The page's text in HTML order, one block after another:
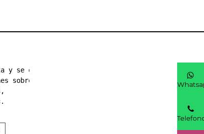
y se el
sobre